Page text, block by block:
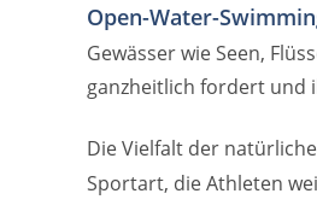
Open-Water-
Gewässer wie Seen,
ganzheitlich fordert und
Die Vielfalt der
Sportart, die Athleten